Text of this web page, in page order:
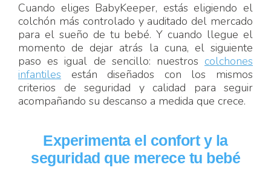
Cuando eliges BabyKeeper, estás eligiendo el
colchón más controlado y auditado del mercado
para el sueño de tu bebé. Y cuando llegue el
momento de dejar atrás la cuna, el siguiente
paso es igual de sencillo: nuestros colchones
infantiles están diseñados con los mismos
criterios de seguridad y calidad para seguir
acompañando su descanso a medida que crece.
Experimenta el confort y la
seguridad que merece tu bebé